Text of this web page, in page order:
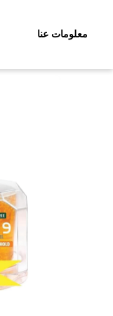
معلومات عنا